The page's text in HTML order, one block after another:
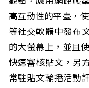
高互動性的平臺，
等社交軟體中發布
的大螢幕上，並且
快速審核貼文，另
常駐貼文輪播活動